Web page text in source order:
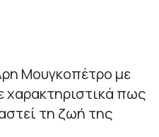
Μουγκοπέτρο με
χαρακτηριστικά πως
τη ζωή της